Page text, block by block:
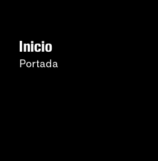
Inicio
Portada